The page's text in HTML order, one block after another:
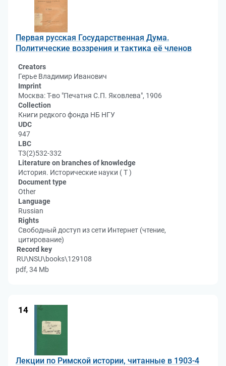
Первая русская Государственная Дума.
Политические воззрения и тактика её членов
Creators
Герье Владимир Иванович
Imprint
Москва: Т-во "Печатня С.П. Яковлева", 1906
Collection
Книги редкого фонда НБ НГУ
UDC
947
LBC
Т3(2)532-332
Literature on branches of knowledge
История. Исторические науки ( Т )
Document type
Other
Language
Russian
Rights
Свободный доступ из сети Интернет (чтение,
цитирование)
Record key
RU\NSU\books\129108
pdf, 34 Mb
14
Лекции по Римской истории, читанные в 1903-4